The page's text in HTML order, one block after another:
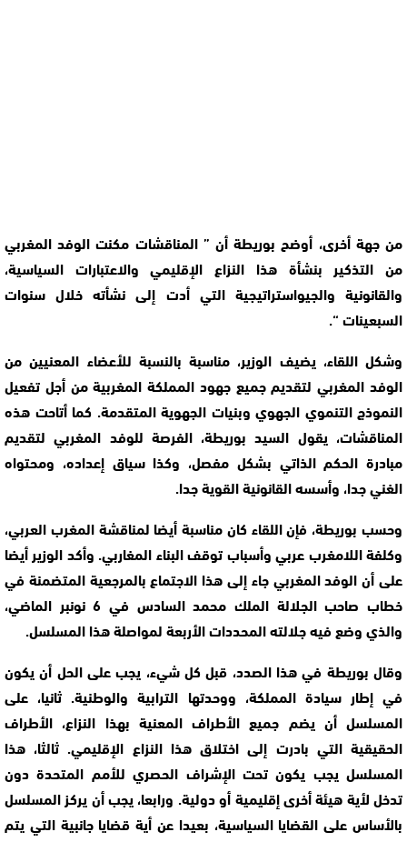
من جهة أخرى، أوضح بوريطة أن ” المناقشات مكنت الوفد المغربي
من التذكير بنشأة هذا النزاع الإقليمي والاعتبارات السياسية،
والقانونية والجيواستراتيجية التي أدت إلى نشأته خلال سنوات
السبعينات “.
وشكل اللقاء، يضيف الوزير، مناسبة بالنسبة للأعضاء المعنيين من
الوفد المغربي لتقديم جميع جهود المملكة المغربية من أجل تفعيل
النموذج التنموي الجهوي وبنيات الجهوية المتقدمة. كما أتاحت هذه
المناقشات، يقول السيد بوريطة، الفرصة للوفد المغربي لتقديم
مبادرة الحكم الذاتي بشكل مفصل، وكذا سياق إعداده، ومحتواه
الغني جدا، وأسسه القانونية القوية جدا.
وحسب بوريطة، فإن اللقاء كان مناسبة أيضا لمناقشة المغرب العربي،
وكلفة اللامغرب عربي وأسباب توقف البناء المغاربي. وأكد الوزير أيضا
على أن الوفد المغربي جاء إلى هذا الاجتماع بالمرجعية المتضمنة في
خطاب صاحب الجلالة الملك محمد السادس في 6 نونبر الماضي،
والذي وضع فيه جلالته المحددات الأربعة لمواصلة هذا المسلسل.
وقال بوريطة في هذا الصدد، قبل كل شيء، يجب على الحل أن يكون
في إطار سيادة المملكة، ووحدتها الترابية والوطنية. ثانيا، على
المسلسل أن يضم جميع الأطراف المعنية بهذا النزاع، الأطراف
الحقيقية التي بادرت إلى اختلاق هذا النزاع الإقليمي. ثالثا، هذا
المسلسل يجب يكون تحت الإشراف الحصري للأمم المتحدة دون
تدخل لأية هيئة أخرى إقليمية أو دولية. ورابعا، يجب أن يركز المسلسل
بالأساس على القضايا السياسية، بعيدا عن أية قضايا جانبية التي يتم